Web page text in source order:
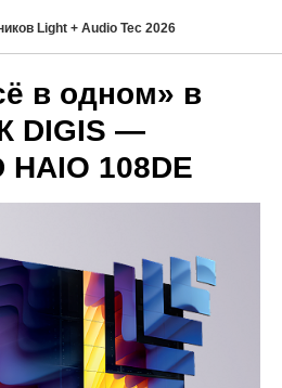
Light + Audio Tec 2026
в одном» в
DIGIS —
HAIO 108DE